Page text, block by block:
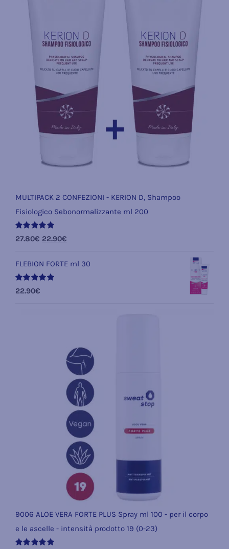
MULTIPACK 2 CONFEZIONI - KERION D, Shampoo
Fisiologico Sebonormalizzante ml 200
Valutato
27.80€ Il
originale
era:
22.90€Il
attuale
FLEBION FORTE ml 30
Valutato
22.90€
9006 ALOE VERA FORTE PLUS Spray ml 100 - per il corpo
e le ascelle - intensità prodotto 19 (0-23)